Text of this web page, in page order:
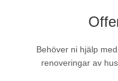
Behöver ni hjälp
renoveringar av